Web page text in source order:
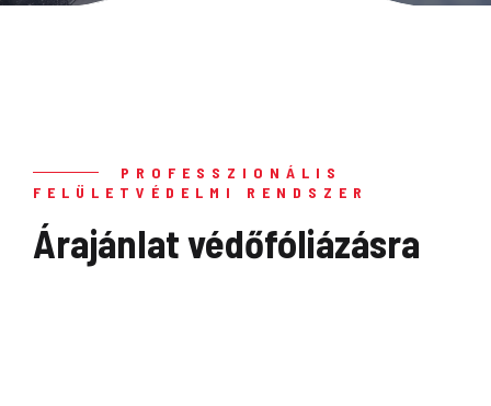
PROFESSZIONÁLIS
FELÜLETVÉDELMI RENDSZER
Árajánlat védőfóliázásra